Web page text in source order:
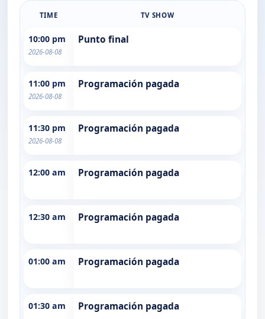
TIME TV SHOW
10:00 pm
2026-08-08
Punto final
11:00 pm
2026-08-08
Programación pagada
11:30 pm
2026-08-08
Programación pagada
12:00 am Programación pagada
12:30 am Programación pagada
01:00 am Programación pagada
01:30 am Programación pagada